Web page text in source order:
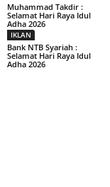
Muhammad Takdir :
Selamat Hari Raya Idul
Adha 2026
IKLAN
Bank NTB Syariah :
Selamat Hari Raya Idul
Adha 2026